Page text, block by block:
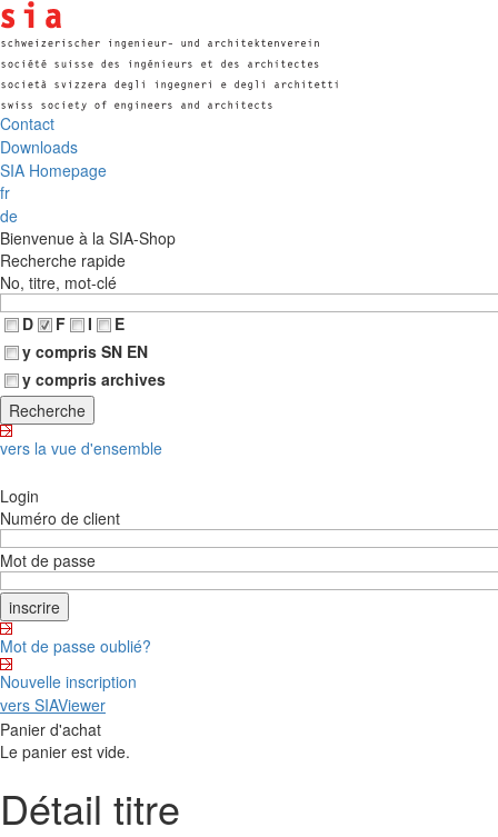
Contact
Downloads
SIA Homepage
fr
de
Bienvenue à la SIA-Shop
Recherche rapide
No, titre, mot-clé
D
F I
E
y compris SN EN
y compris archives
vers la vue d'ensemble
Login
Numéro de client
Mot de passe
Mot de passe oublié?
Nouvelle inscription
vers SIAViewer
Panier d'achat
Le panier est vide.
Détail titre